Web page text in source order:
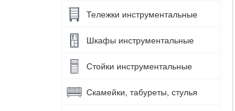
Тележки инструментальные
Шкафы инструментальные
Стойки инструментальные
Скамейки, табуреты, стулья